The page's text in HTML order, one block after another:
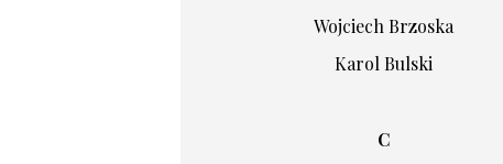
Wojciech Brzoska
Karol Bulski
C